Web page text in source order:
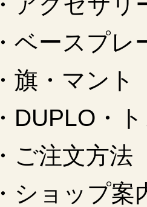
・ベースプレ
・旗・マント
・DUPLO・
・ご注文方法
・ショップ